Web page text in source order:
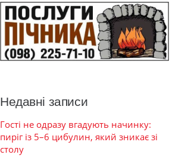
Недавні записи
Гості не одразу вгадують начинку:
пиріг із 5–6 цибулин, який зникає зі
столу